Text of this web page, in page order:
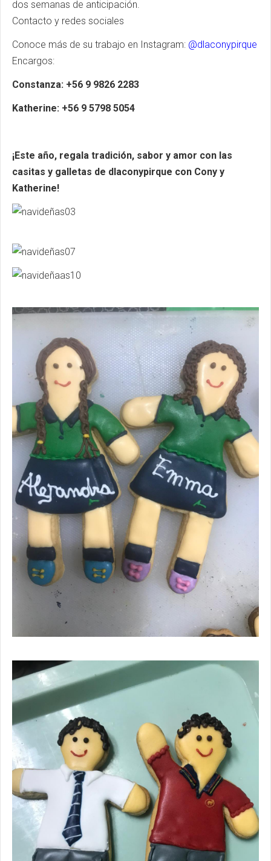
dos semanas de anticipación.
Contacto y redes sociales
Conoce más de su trabajo en Instagram: @dlaconypirque
Encargos:
Constanza: +56 9 9826 2283
Katherine: +56 9 5798 5054
¡Este año, regala tradición, sabor y amor con las
casitas y galletas de dlaconypirque con Cony y
Katherine!